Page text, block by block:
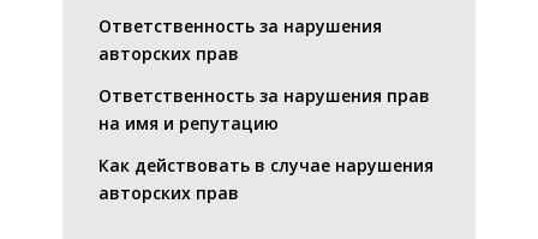
Ответственность за нарушения
авторских прав
Ответственность за нарушения прав
на имя и репутацию
Как действовать в случае нарушения
авторских прав